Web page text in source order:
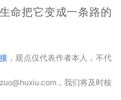
命把它变成一条路的
，观点仅代表作者本人，不代
，我们将及时核